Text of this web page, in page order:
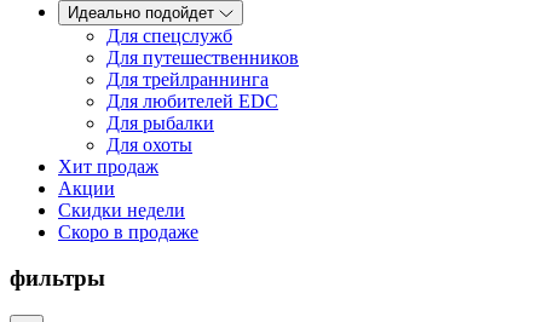
Идеально подойдет
Для спецслужб
Для путешественников
Для трейлраннинга
Для любителей EDC
Для рыбалки
Для охоты
Хит продаж
Акции
Скидки недели
Скоро в продаже
фильтры